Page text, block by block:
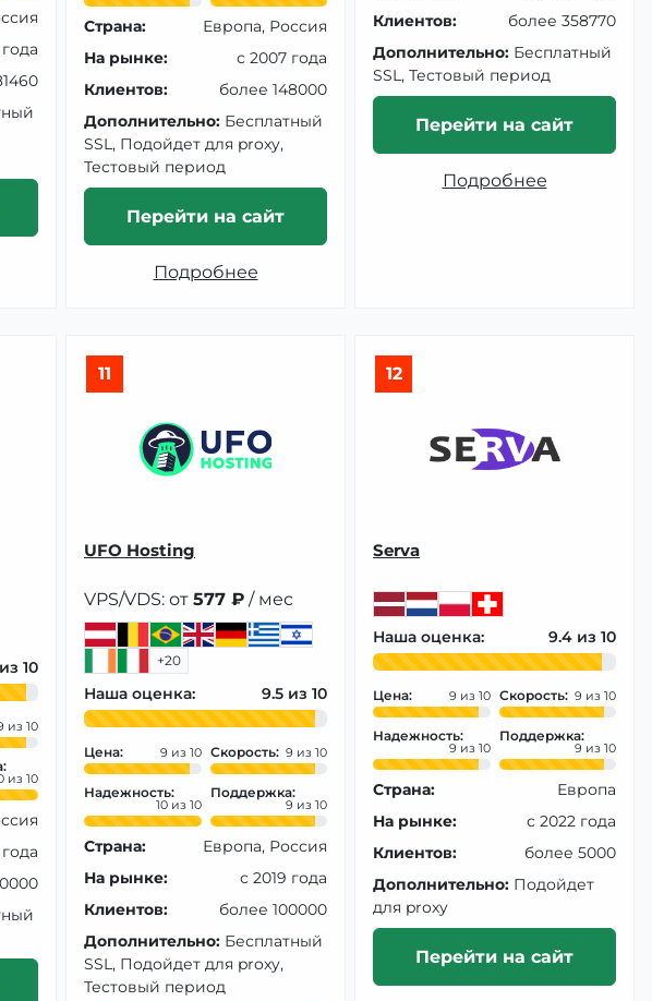
Страна:
Европа, Россия
На рынке:
с 2007 года
Клиентов:
более 148000
Дополнительно: Бесплатный
SSL, Подойдет для proxy,
Тестовый период
Перейти на сайт
Подробнее
Клиентов:
более 358770
Дополнительно: Бесплатный
SSL, Тестовый период
Перейти на сайт
Подробнее
11
UFO Hosting
VPS/VDS: от 577 ₽ / мес
+20
Наша оценка: 9.5
Цена: 9 Скорость: 9
Надежность:
10
Поддержка:
9
Страна:
Европа, Россия
На рынке:
с 2019 года
Клиентов:
более 100000
Дополнительно: Бесплатный
SSL, Подойдет для proxy,
Тестовый период
12
Serva
Наша оценка: 9.4
Цена: 9 Скорость: 9
Надежность:
9
Поддержка:
9
Страна:
Европа
На рынке:
с 2022 года
Клиентов:
более 5000
Дополнительно: Подойдет
для proxy
Перейти на сайт